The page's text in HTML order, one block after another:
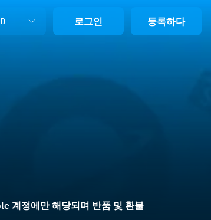
로그인 등록하다
계정에만 해당되며 반품 및 환불